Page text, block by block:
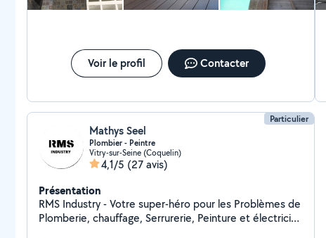
réponse à ce jour. Je suis donc déçu par la qualité des finitions
Voir le profil Contacter
Particulier
Mathys Seel
Plombier - Peintre
Vitry-sur-Seine (Coquelin)
4,1/5 (27 avis)
Présentation
RMS Industry - Votre super-héro pour les Problèmes de
Plomberie, chauffage, Serrurerie, Peinture et électricité